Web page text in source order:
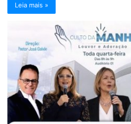
Leia mais »